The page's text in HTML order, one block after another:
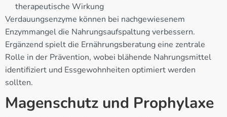
therapeutische Wirkung
Verdauungsenzyme können bei nachgewiesenem
Enzymmangel die Nahrungsaufspaltung verbessern.
Ergänzend spielt die Ernährungsberatung eine zentrale
Rolle in der Prävention, wobei blähende Nahrungsmittel
identifiziert und Essgewohnheiten optimiert werden
sollten.
Magenschutz und Prophylaxe